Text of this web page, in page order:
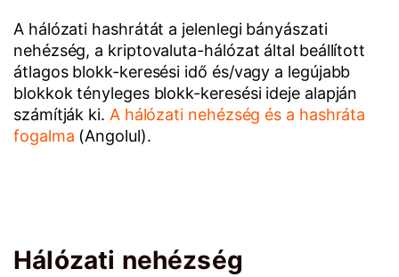
A hálózati hashrátát a jelenlegi bányászati
nehézség, a kriptovaluta-hálózat által beállított
átlagos blokk-keresési idő és/vagy a legújabb
blokkok tényleges blokk-keresési ideje alapján
számítják ki. A hálózati nehézség és a hashráta
fogalma (Angolul).
Hálózati nehézség